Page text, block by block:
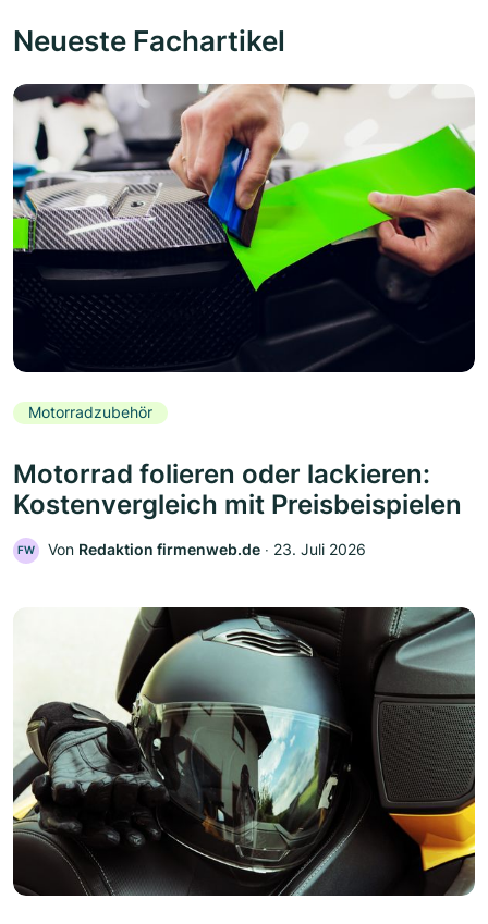
Neueste Fachartikel
Motorradzubehör
Motorrad folieren oder lackieren:
Kostenvergleich mit Preisbeispielen
FW Von Redaktion firmenweb.de ‧ 23. Juli 2026